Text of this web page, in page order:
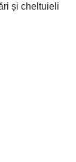
și cheltuieli